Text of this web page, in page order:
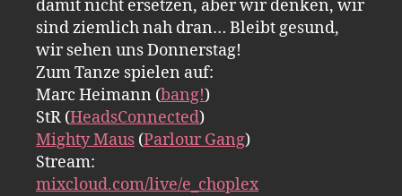
damit nicht ersetzen, aber wir denken, wir
sind ziemlich nah dran… Bleibt gesund,
wir sehen uns Donnerstag!
Zum Tanze spielen auf:
Marc Heimann (bang!)
StR (HeadsConnected)
Mighty Maus (Parlour Gang)
Stream:
mixcloud.com/live/e_choplex